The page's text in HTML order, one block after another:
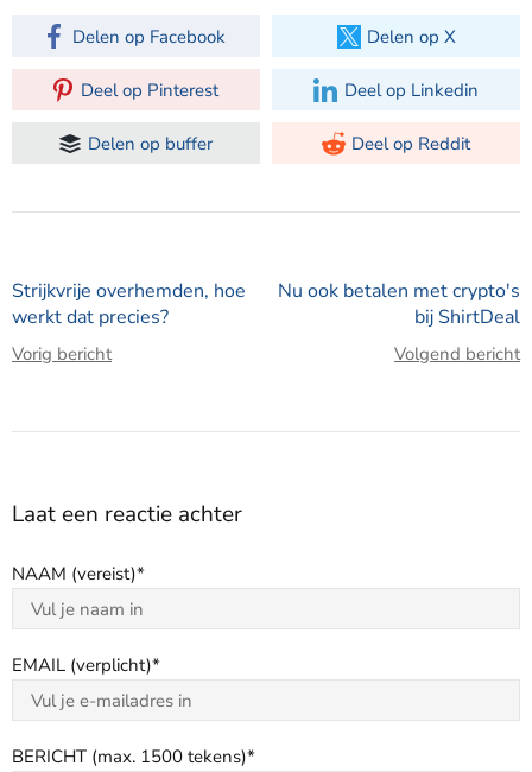
Delen op Facebook Delen op X
Deel op Pinterest Deel op Linkedin
Delen op buffer Deel op Reddit
Strijkvrije overhemden, hoe
werkt dat precies?
Vorig bericht
Nu ook betalen met crypto's
bij ShirtDeal
Volgend bericht
Laat een reactie achter
NAAM (vereist)
EMAIL (verplicht)
BERICHT (max. 1500 tekens)